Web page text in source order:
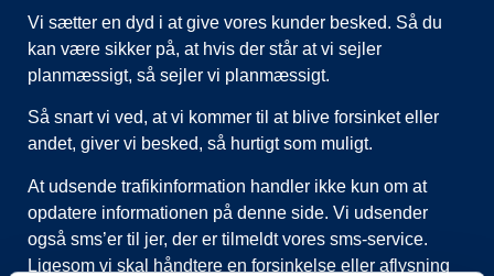
Vi sætter en dyd i at give vores kunder besked. Så du
kan være sikker på, at hvis der står at vi sejler
planmæssigt, så sejler vi planmæssigt.
Så snart vi ved, at vi kommer til at blive forsinket eller
andet, giver vi besked, så hurtigt som muligt.
At udsende trafikinformation handler ikke kun om at
opdatere informationen på denne side. Vi udsender
også sms’er til jer, der er tilmeldt vores sms-service.
Ligesom vi skal håndtere en forsinkelse eller aflysning